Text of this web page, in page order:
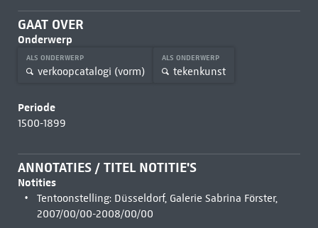
GAAT OVER
Onderwerp
ALS ONDERWERP
verkoopcatalogi (vorm)
ALS ONDERWERP
tekenkunst
Periode
1500-1899
ANNOTATIES / TITEL NOTITIE'S
Notities
Tentoonstelling: Düsseldorf, Galerie Sabrina Förster,
2007/00/00-2008/00/00